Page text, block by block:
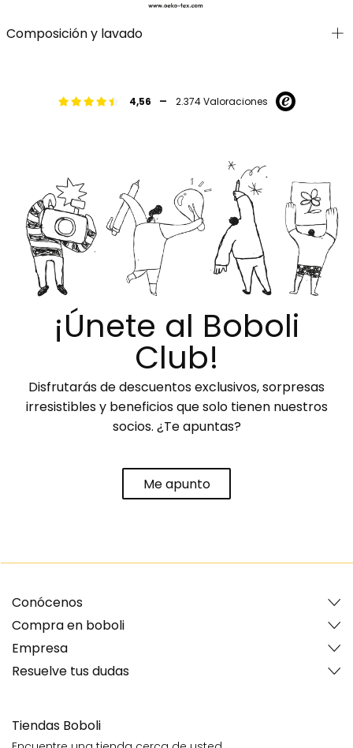
Composición y lavado
4,56 - 2.374 Valoraciones
¡Únete al Boboli
Club!
Disfrutarás de descuentos exclusivos, sorpresas
irresistibles y beneficios que solo tienen nuestros
socios. ¿Te apuntas?
Me apunto
Conócenos
Compra en boboli
Empresa
Resuelve tus dudas
Tiendas Boboli